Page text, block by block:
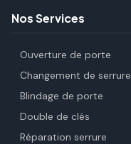
Nos Services
Ouverture de porte
Changement de serrure
Blindage de porte
Double de clés
Réparation serrure